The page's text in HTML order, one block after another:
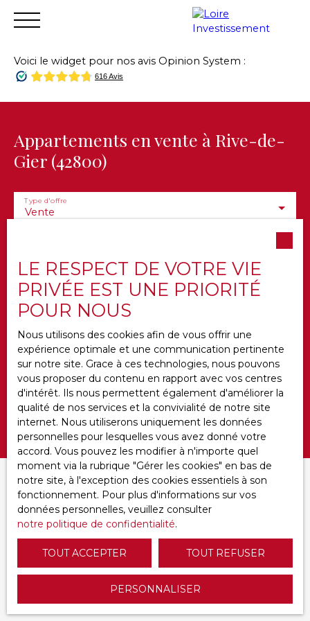
Accueil Acheter Vendre Louer Financer
Voici le widget pour nos avis Opinion System :
Appartements en vente à Rive-de-
Gier (42800)
Vente
Type d'offre
Rive-de-Gier (42800)
Localisation
Budget max (€)
Surface min (m²)
Ameublement
Rechercher
Pertinence
Trier par
CRÉER UNE ALERTE
Aucun résultat
LE RESPECT DE VOTRE VIE
PRIVÉE EST UNE PRIORITÉ
POUR NOUS
Nous utilisons des cookies afin de vous offrir une
expérience optimale et une communication pertinente
sur notre site. Grace à ces technologies, nous pouvons
vous proposer du contenu en rapport avec vos centres
d'intérêt. Ils nous permettent également d'améliorer la
qualité de nos services et la convivialité de notre site
internet. Nous utiliserons uniquement les données
personnelles pour lesquelles vous avez donné votre
accord. Vous pouvez les modifier à n'importe quel
moment via la rubrique ″Gérer les cookies″ en bas de
notre site, à l'exception des cookies essentiels à son
fonctionnement. Pour plus d'informations sur vos
données personnelles, veuillez consulter
notre politique de confidentialité.
TOUT ACCEPTER TOUT REFUSER
PERSONNALISER